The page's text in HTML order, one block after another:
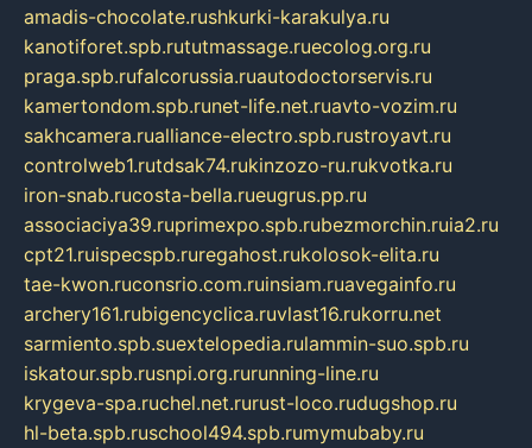
amadis-chocolate.rushkurki-karakulya.ru
kanotiforet.spb.rututmassage.ruecolog.org.ru
praga.spb.rufalcorussia.ruautodoctorservis.ru
kamertondom.spb.runet-life.net.ruavto-vozim.ru
sakhcamera.rualliance-electro.spb.rustroyavt.ru
controlweb1.rutdsak74.rukinzozo-ru.rukvotka.ru
iron-snab.rucosta-bella.rueugrus.pp.ru
associaciya39.ruprimexpo.spb.rubezmorchin.ruia2.ru
cpt21.ruispecspb.ruregahost.rukolosok-elita.ru
tae-kwon.ruconsrio.com.ruinsiam.ruavegainfo.ru
archery161.rubigencyclica.ruvlast16.rukorru.net
sarmiento.spb.suextelopedia.rulammin-suo.spb.ru
iskatour.spb.rusnpi.org.rurunning-line.ru
krygeva-spa.ruchel.net.rurust-loco.rudugshop.ru
hl-beta.spb.ruschool494.spb.rumymubaby.ru